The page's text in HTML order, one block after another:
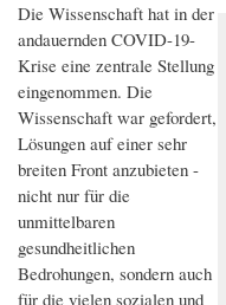
Die Wissenschaft hat in der
andauernden COVID-19-
Krise eine zentrale Stellung
eingenommen. Die
Wissenschaft war gefordert,
Lösungen auf einer sehr
breiten Front anzubieten -
nicht nur für die
unmittelbaren
gesundheitlichen
Bedrohungen, sondern auch
für die vielen sozialen und